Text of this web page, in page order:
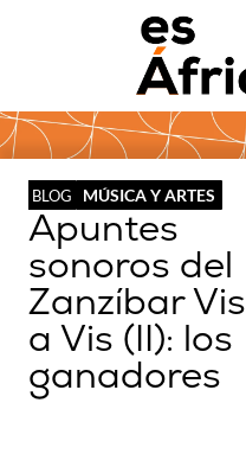
BLOG MÚSICA Y ARTES
Apuntes
sonoros del
Zanzíbar Vis
a Vis (II): los
ganadores